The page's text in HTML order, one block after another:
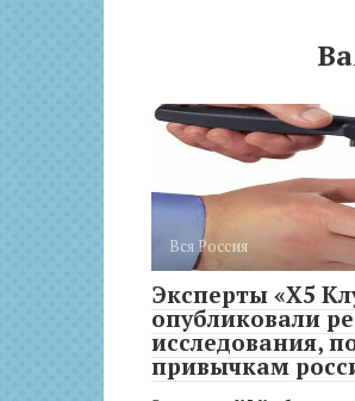
Вся Россия
Эксперты ​​«X5
опубликовали
исследования,
привычкам